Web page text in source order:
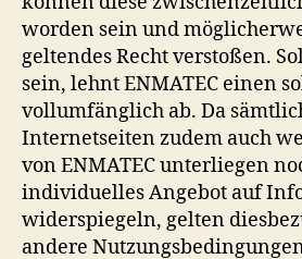
worden sein und
geltendes Recht verstoßen.
sein, lehnt ENMATEC einen
vollumfänglich ab. Da
Internetseiten zudem auch
von ENMATEC unterliegen
individuelles Angebot auf
widerspiegeln, gelten
andere